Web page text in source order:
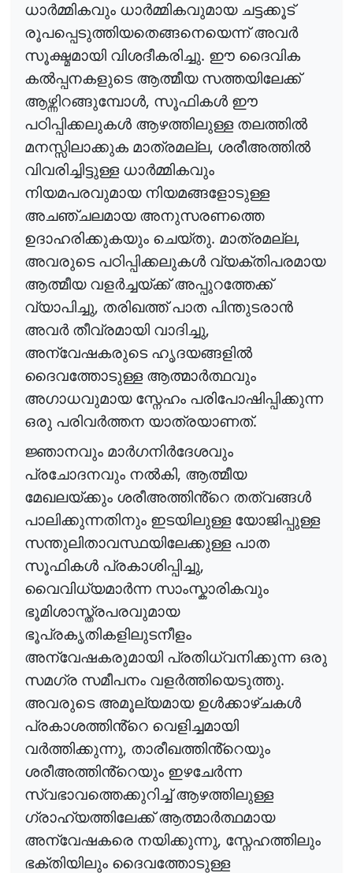
ധാർമ്മികവും ധാർമ്മികവുമായ ചട്ടക്കൂട്
രൂപപ്പെടുത്തിയതെങ്ങനെയെന്ന് അവർ
സൂക്ഷ്മമായി വിശദീകരിച്ചു. ഈ ദൈവിക
കൽപ്പനകളുടെ ആത്മീയ സത്തയിലേക്ക്
ആഴ്ന്നിറങ്ങുമ്പോൾ, സൂഫികൾ ഈ
പഠിപ്പിക്കലുകൾ ആഴത്തിലുള്ള തലത്തിൽ
മനസ്സിലാക്കുക മാത്രമല്ല, ശരീഅത്തിൽ
വിവരിച്ചിട്ടുള്ള ധാർമ്മികവും
നിയമപരവുമായ നിയമങ്ങളോടുള്ള
അചഞ്ചലമായ അനുസരണത്തെ
ഉദാഹരിക്കുകയും ചെയ്തു. മാത്രമല്ല,
അവരുടെ പഠിപ്പിക്കലുകൾ വ്യക്തിപരമായ
ആത്മീയ വളർച്ചയ്ക്ക് അപ്പുറത്തേക്ക്
വ്യാപിച്ചു, തരിഖത്ത് പാത പിന്തുടരാൻ
അവർ തീവ്രമായി വാദിച്ചു,
അന്വേഷകരുടെ ഹൃദയങ്ങളിൽ
ദൈവത്തോടുള്ള ആത്മാർത്ഥവും
അഗാധവുമായ സ്നേഹം പരിപോഷിപ്പിക്കുന്ന
ഒരു പരിവർത്തന യാത്രയാണത്.
ജ്ഞാനവും മാർഗനിർദേശവും
പ്രചോദനവും നൽകി, ആത്മീയ
മേഖലയ്ക്കും ശരീഅത്തിൻ്റെ തത്വങ്ങൾ
പാലിക്കുന്നതിനും ഇടയിലുള്ള യോജിപ്പുള്ള
സന്തുലിതാവസ്ഥയിലേക്കുള്ള പാത
സൂഫികൾ പ്രകാശിപ്പിച്ചു,
വൈവിധ്യമാർന്ന സാംസ്കാരികവും
ഭൂമിശാസ്ത്രപരവുമായ
ഭൂപ്രകൃതികളിലുടനീളം
അന്വേഷകരുമായി പ്രതിധ്വനിക്കുന്ന ഒരു
സമഗ്ര സമീപനം വളർത്തിയെടുത്തു.
അവരുടെ അമൂല്യമായ ഉൾക്കാഴ്ചകൾ
പ്രകാശത്തിൻ്റെ വെളിച്ചമായി
വർത്തിക്കുന്നു, താരീഖത്തിൻ്റെയും
ശരീഅത്തിൻ്റെയും ഇഴചേർന്ന
സ്വഭാവത്തെക്കുറിച്ച് ആഴത്തിലുള്ള
ഗ്രാഹ്യത്തിലേക്ക് ആത്മാർത്ഥമായ
അന്വേഷകരെ നയിക്കുന്നു, സ്നേഹത്തിലും
ഭക്തിയിലും ദൈവത്തോടുള്ള